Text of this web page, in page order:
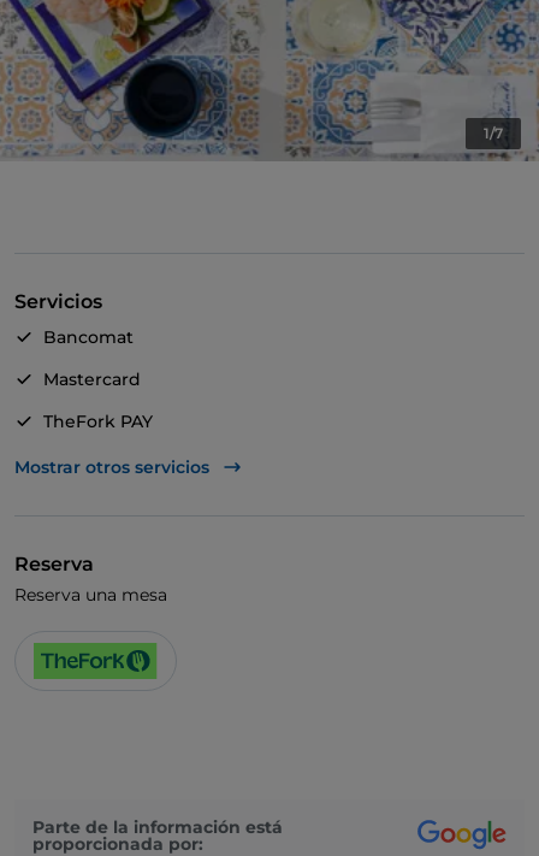
1/7
Servicios
Bancomat
Mastercard
TheFork PAY
UnionPay via TheFork PAY
Cocktail
Mostrar otros servicios
Reserva
Reserva una mesa
Parte de la información está
proporcionada por: